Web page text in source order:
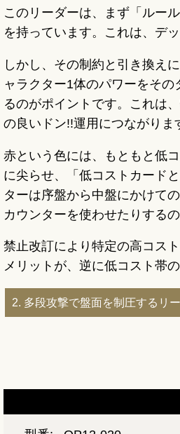
このリーダーは、まず「ルー
を持っています。これは、デ
しかし、その制約と引き換え
ャラクター1体のパワーをそ
るのがポイントです。これは
の良いドン!!運用につながりま
赤という色には、もともと低
に尖らせ、「低コストカード
ターは序盤から中盤にかけて
カウンターを使わせたりする
禁止改訂により特定の高コス
メリットが、逆に低コスト帯
2. 多段攻撃で盤面を制圧するリ